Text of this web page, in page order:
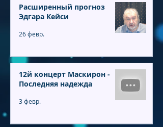
Расширенный прогноз
Эдгара Кейси
26 февр.
12й концерт Маскирон -
Последняя надежда
3 февр.